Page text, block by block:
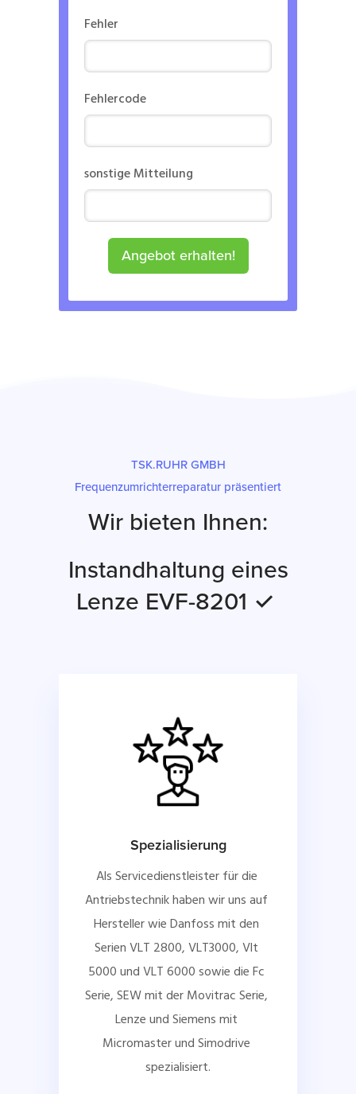
Fehler
Fehlercode
sonstige Mitteilung
Angebot erhalten!
TSK.RUHR GMBH
Frequenzumrichterreparatur präsentiert
Wir bieten Ihnen:
Instandhaltung eines
Lenze EVF-8201 ✓
Spezialisierung
Als Servicedienstleister für die
Antriebstechnik haben wir uns auf
Hersteller wie Danfoss mit den
Serien VLT 2800, VLT3000, Vlt
5000 und VLT 6000 sowie die Fc
Serie, SEW mit der Movitrac Serie,
Lenze und Siemens mit
Micromaster und Simodrive
spezialisiert.